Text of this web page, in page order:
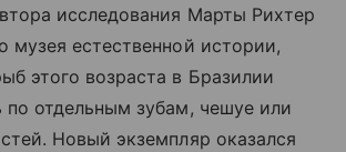
исследования Марты Рихтер
музея естественной истории,
этого возраста в Бразилии
по отдельным зубам, чешуе или
Новый экземпляр оказался